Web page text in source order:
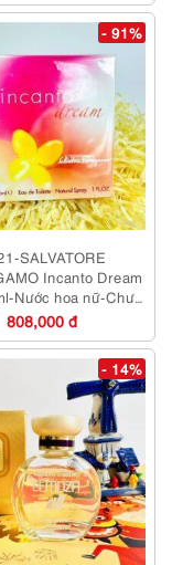
- 91%
SALVATORE
Incanto Dream
Nước hoa nữ-Chưa
sử dụng
808,000 đ
- 14%